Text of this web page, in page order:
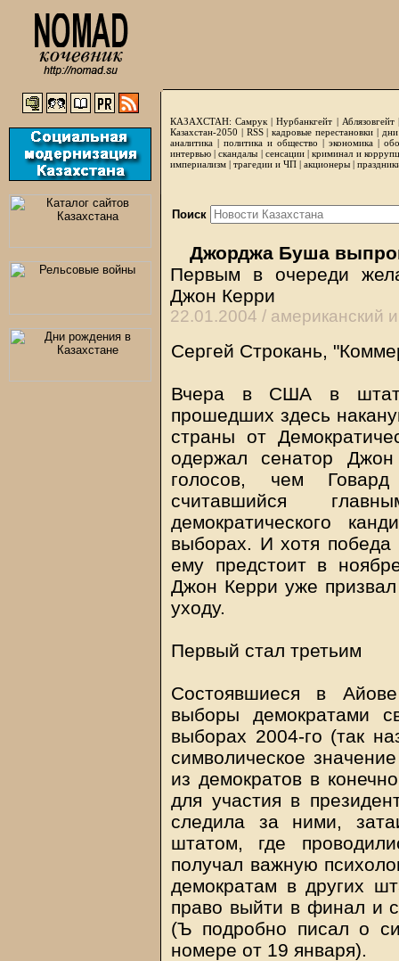
КАЗАХСТАН: Самрук |Нурбанкгейт | Аблязовгейт
Казахстан-2050 | RSS|кадровые перестановки|
аналитика | политика и общество | экономика |
интервью |скандалы | сенсации|криминал и
империализм | трагедии и ЧП | акционеры |
Поиск
Джорджа Буша
Первым в очереди
Джон Керри
22.01.2004 / американский
Сергей Строкань,
Вчера в США в
прошедших здесь
страны от
одержал сенатор
голосов, чем
считавшийся
демократического
выборах. И хотя
ему предстоит в
Джон Керри уже
уходу.
Первый стал третьим
Состоявшиеся в
выборы демократами
выборах 2004-го (так
символическое
из демократов в
для участия в
следила за ними,
штатом, где
получал важную
демократам в других
право выйти в финал и
(Ъ подробно писал о
номере от 19 января).